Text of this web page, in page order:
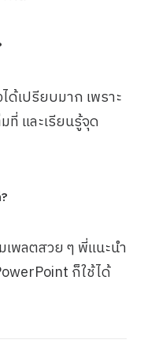
ด้เปรียบมาก เพราะ
ที่ และเรียนรู้จุด
เพลตสวย ๆ พี่แนะนำ
ก็ใช้ได้